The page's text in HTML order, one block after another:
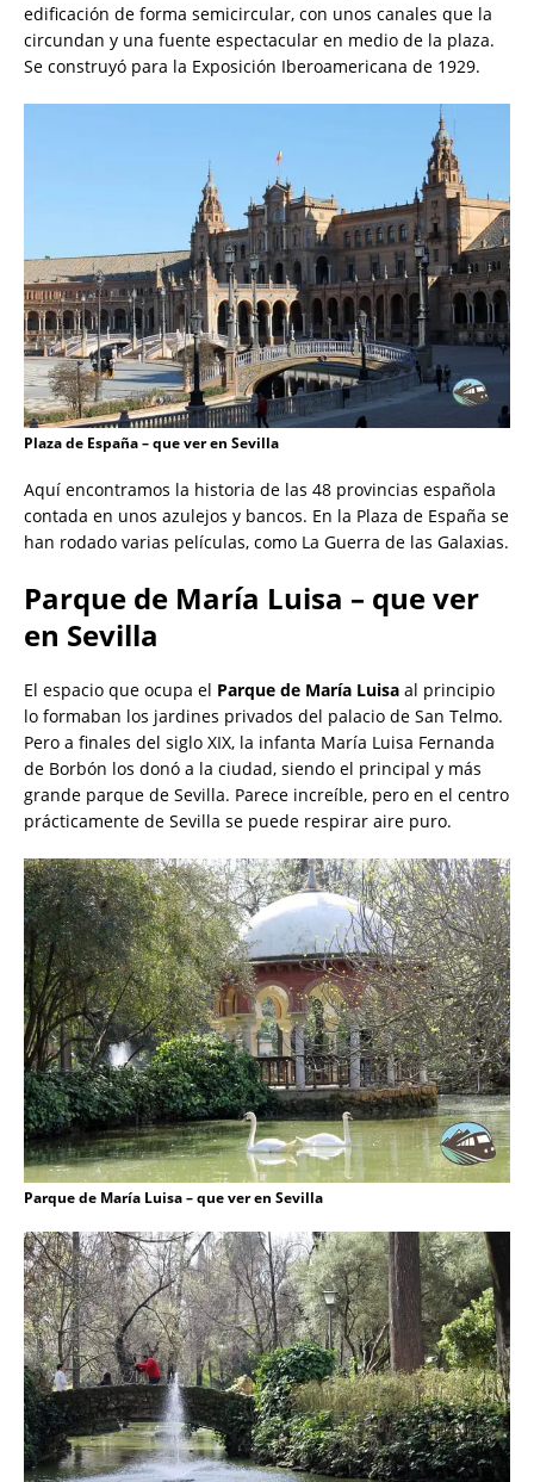
edificación de forma semicircular, con unos canales que la
circundan y una fuente espectacular en medio de la plaza.
Se construyó para la Exposición Iberoamericana de 1929.
Plaza de España – que ver en Sevilla
Aquí encontramos la historia de las 48 provincias española
contada en unos azulejos y bancos. En la Plaza de España se
han rodado varias películas, como La Guerra de las Galaxias.
Parque de María Luisa – que ver
en Sevilla
El espacio que ocupa el Parque de María Luisa al principio
lo formaban los jardines privados del palacio de San Telmo.
Pero a finales del siglo XIX, la infanta María Luisa Fernanda
de Borbón los donó a la ciudad, siendo el principal y más
grande parque de Sevilla. Parece increíble, pero en el centro
prácticamente de Sevilla se puede respirar aire puro.
Parque de María Luisa – que ver en Sevilla